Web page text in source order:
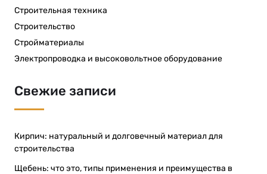
Строительная техника
Строительство
Стройматериалы
Электропроводка и высоковольтное оборудование
Свежие записи
Кирпич: натуральный и долговечный материал для
строительства
Щебень: что это, типы применения и преимущества в